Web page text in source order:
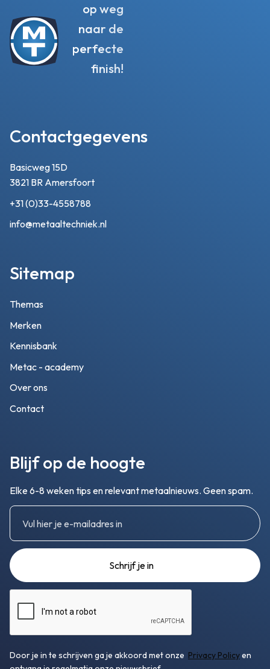
op weg
naar de
perfecte
finish!
Contactgegevens
Basicweg 15D
3821 BR Amersfoort
+31 (0)33-4558788
info@metaaltechniek.nl
Sitemap
Themas
Merken
Kennisbank
Metac - academy
Over ons
Contact
Blijf op de hoogte
Elke 6-8 weken tips en relevant metaalnieuws. Geen spam.
Door je in te schrijven ga je akkoord met onze Privacy Policyen